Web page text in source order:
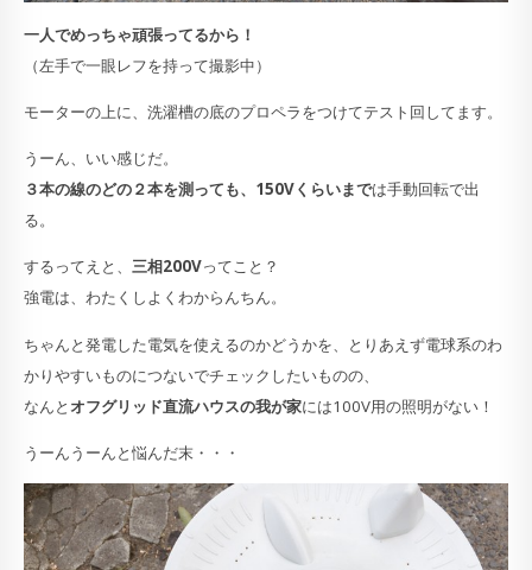
一人でめっちゃ頑張ってるから！
（左手で一眼レフを持って撮影中）
モーターの上に、洗濯槽の底のプロペラをつけてテスト回してます。
うーん、いい感じだ。
３本の線のどの２本を測っても、150Vくらいまでは手動回転で出
る。
するってえと、 三相200Vってこと？
強電は、わたくしよくわからんちん。
ちゃんと発電した電気を使えるのかどうかを、とりあえず電球系のわ
かりやすいものにつないでチェックしたいものの、
なんと オフグリッド直流ハウスの我が家には100V用の照明がない！
うーんうーんと悩んだ末・・・